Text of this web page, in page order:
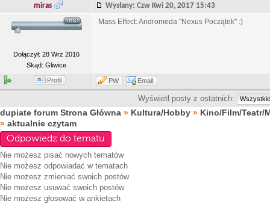
miras Wysłany: Czw Kwi 20, 2017 15:43
Dołączył: 28 Wrz 2016
Skąd: Gliwice
Mass Effect: Andromeda "Nexus Początek" :)
Profil PW Email
Wyświetl posty z ostatnich:
dupiate forum Strona Główna » Kultura/Hobby » Kino/Film/Teatr/
» aktualnie czytam
Odpowiedz do tematu
Nie możesz pisać nowych tematów
Nie możesz odpowiadać w tematach
Nie możesz zmieniać swoich postów
Nie możesz usuwać swoich postów
Nie możesz głosować w ankietach